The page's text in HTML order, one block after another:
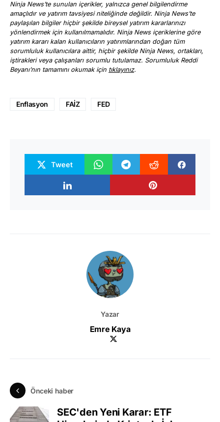
Ninja News’te sunulan içerikler, yalnızca genel bilgilendirme
amaçlıdır ve yatırım tavsiyesi niteliğinde değildir. Ninja News’te
paylaşılan bilgiler hiçbir şekilde bireysel yatırım kararlarınızı
yönlendirmek için kullanılmamalıdır. Ninja News içeriklerine göre
yatırım kararı kalan kullanıcıların yatırımlarından doğan tüm
sorumluluk kullanıcılara aittir, hiçbir şekilde Ninja News, ortakları,
iştirakleri veya çalışanları sorumlu tutulamaz. Sorumluluk Reddi
Beyanı’nın tamamını okumak için tıklayınız.
Enflasyon FAİZ FED
Tweet
Yazar
Emre Kaya
Önceki haber
SEC'den Yeni Karar: ETF